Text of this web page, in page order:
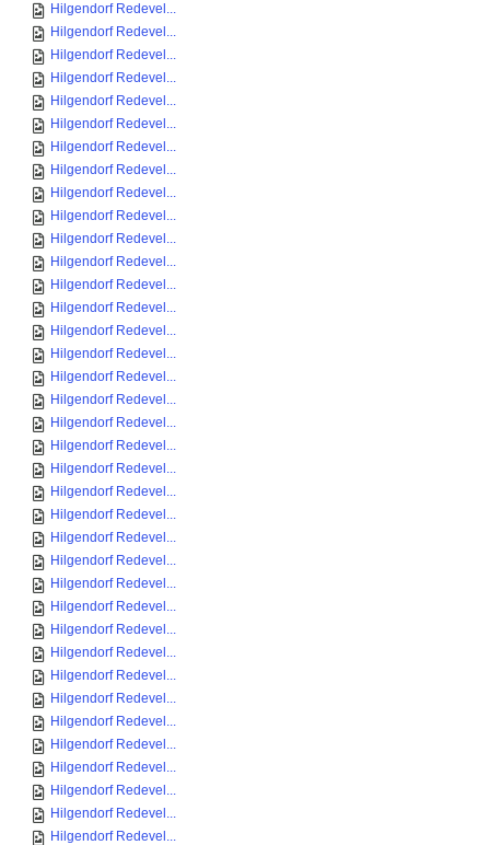
Hilgendorf Redevel...
Hilgendorf Redevel...
Hilgendorf Redevel...
Hilgendorf Redevel...
Hilgendorf Redevel...
Hilgendorf Redevel...
Hilgendorf Redevel...
Hilgendorf Redevel...
Hilgendorf Redevel...
Hilgendorf Redevel...
Hilgendorf Redevel...
Hilgendorf Redevel...
Hilgendorf Redevel...
Hilgendorf Redevel...
Hilgendorf Redevel...
Hilgendorf Redevel...
Hilgendorf Redevel...
Hilgendorf Redevel...
Hilgendorf Redevel...
Hilgendorf Redevel...
Hilgendorf Redevel...
Hilgendorf Redevel...
Hilgendorf Redevel...
Hilgendorf Redevel...
Hilgendorf Redevel...
Hilgendorf Redevel...
Hilgendorf Redevel...
Hilgendorf Redevel...
Hilgendorf Redevel...
Hilgendorf Redevel...
Hilgendorf Redevel...
Hilgendorf Redevel...
Hilgendorf Redevel...
Hilgendorf Redevel...
Hilgendorf Redevel...
Hilgendorf Redevel...
Hilgendorf Redevel...